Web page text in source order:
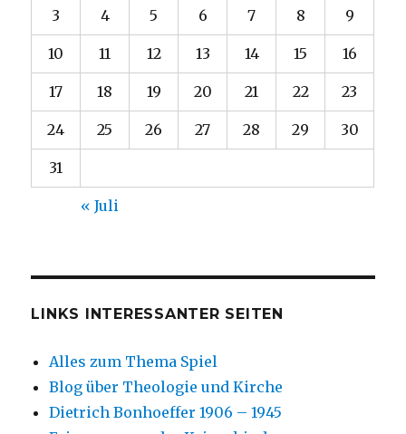
3 4 5 6 7 8 9
10 11 12 13 14 15 16
17 18 19 20 21 22 23
24 25 26 27 28 29 30
31
« Juli
LINKS INTERESSANTER SEITEN
Alles zum Thema Spiel
Blog über Theologie und Kirche
Dietrich Bonhoeffer 1906 – 1945